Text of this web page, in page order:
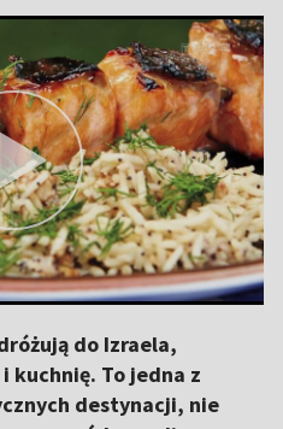
do Izraela,
kuchnię. To jedna z
destynacji, nie